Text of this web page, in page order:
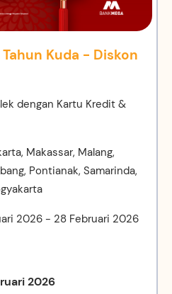
Kuda - Diskon
dengan Kartu Kredit &
Makassar, Malang,
Pontianak, Samarinda,
2026 - 28 Februari 2026
2026